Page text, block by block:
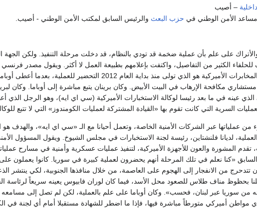
– أصيب
الأمن الوطني في حزب البعث والرئيس السابق لمكتب الأمن الوطني - أصيب.
على علم بأن عملية ضخمة قد تودي بالنظام، قد دخلت مرحلة التنفيذ. ولكن الجهة
الكثير من التفاصيل، واكتفت بإعلامهم بطبيعة العمل لا أكثر. ويقول مصدر
قسم مكافحة الإرهاب في المخابرات الأميركية هو الذي تولى منذ بداية العام 2012 التحضير للعملية، بعدما أعطى
مكافحة الإرهاب في البيت الأبيض. وكان برينان يتبع مباشرة إلى أوباما. وكان
عينه في ما بعد رئيسا لوكالة الاستخبارات الأميركية (سي اي ايه)، وهو الرجل الذي
السرية التي كانت تقوم بها «القيادة المشتركة لعمليات الكومندوز» التي لا تتبع
من عملياتها عبر الشركات الأمنية الخاصة، وتعمل أحيانا مع الـ «سي اي ايه»،
لديانا فلنشتاين، رئيسة لجنة الاستخبارات في مجلس الشيوخ. ويقول المسؤول
تقدم المشورة والعون للأجهزة الأميركية، لتنفيذ عمليات عسكرية وأمنية في مسارح
«كنا نعلم في تلك المرحلة أنهم يحضرون لعملية كبيرة في سوريا. كانوا يعملون
تتدحرج من الانفجار إلى الهجوم على العاصمة، من خلال منافذها الجنوبية، لكي ينتشر
بحظوظ مناف طلاس للصعود محل الأسد، فيما كان لوران فابيوس يعينه سريعاً لرئاسة
من سوريا عبر لبنان، فحسب». وكان أوباما على علم بالعملية، لكن لم تصل إلى
أي مواطن أميركي متورطاً مباشرة فيها، فإذا ما اضطر للشهادة مستقبلا أمام أي لجنة في